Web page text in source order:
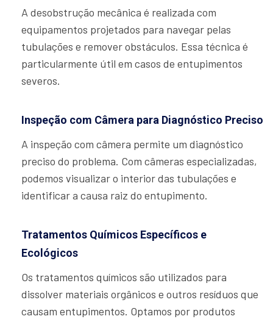
A desobstrução mecânica é realizada com
equipamentos projetados para navegar pelas
tubulações e remover obstáculos. Essa técnica é
particularmente útil em casos de entupimentos
severos.
Inspeção com Câmera para Diagnóstico Preciso
A inspeção com câmera permite um diagnóstico
preciso do problema. Com câmeras especializadas,
podemos visualizar o interior das tubulações e
identificar a causa raiz do entupimento.
Tratamentos Químicos Específicos e
Ecológicos
Os tratamentos químicos são utilizados para
dissolver materiais orgânicos e outros resíduos que
causam entupimentos. Optamos por produtos